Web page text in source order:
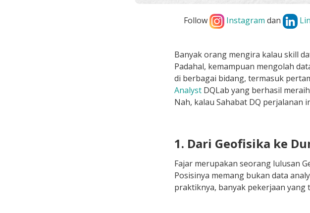
Follow Instagram dan
Banyak orang mengira kalau skill
Padahal, kemampuan mengolah
di berbagai bidang, termasuk
Analyst DQLab yang berhasil
Nah, kalau Sahabat DQ perjalanan
1. Dari Geofisika ke
Fajar merupakan seorang lulusan
Posisinya memang bukan data
praktiknya, banyak pekerjaan yang